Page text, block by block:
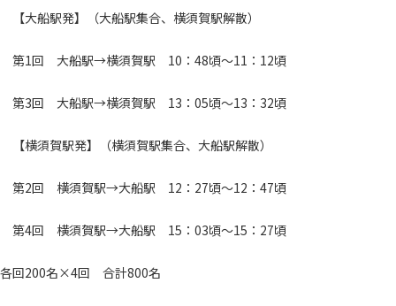
【大船駅発】（大船駅集合、横須賀駅解散）
第1回 大船駅→横須賀駅 10：48頃～11：12頃
第3回 大船駅→横須賀駅 13：05頃～13：32頃
【横須賀駅発】（横須賀駅集合、大船駅解散）
第2回 横須賀駅→大船駅 12：27頃～12：47頃
第4回 横須賀駅→大船駅 15：03頃～15：27頃
各回200名×4回 合計800名